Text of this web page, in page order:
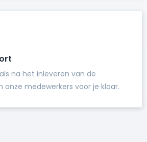
na het inleveren van de
medewerkers voor je klaar.